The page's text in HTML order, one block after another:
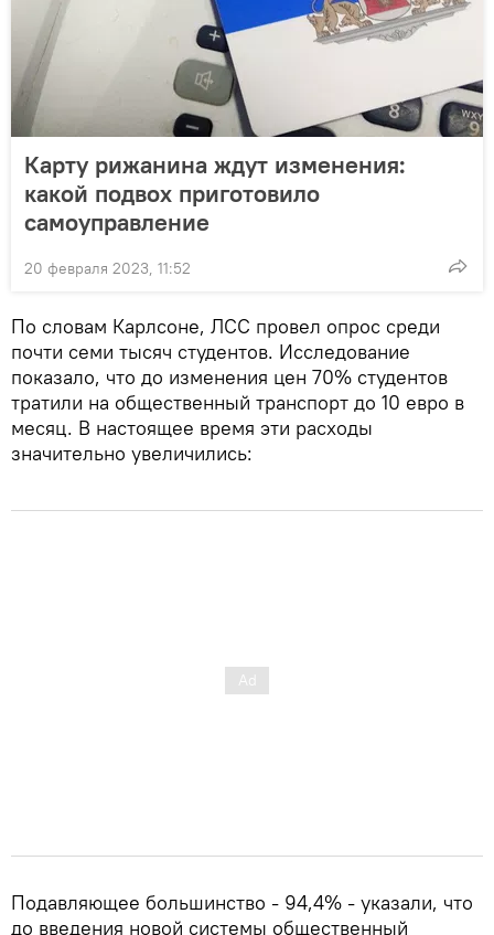
Карту рижанина ждут изменения:
какой подвох приготовило
самоуправление
20 февраля 2023, 11:52
По словам Карлсоне, ЛСС провел опрос среди
почти семи тысяч студентов. Исследование
показало, что до изменения цен 70% студентов
тратили на общественный транспорт до 10 евро в
месяц. В настоящее время эти расходы
значительно увеличились:
Подавляющее большинство - 94,4% - указали, что
до введения новой системы общественный